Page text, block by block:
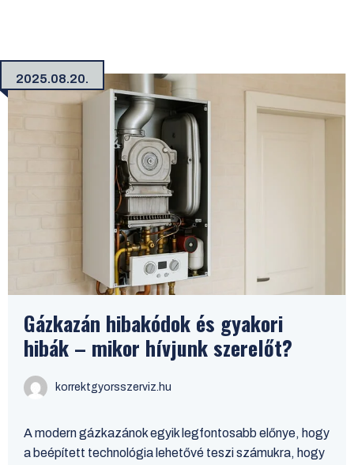
2025.08.20.
Gázkazán hibakódok és gyakori
hibák – mikor hívjunk szerelőt?
korrektgyorsszerviz.hu
A modern gázkazánok egyik legfontosabb előnye, hogy
a beépített technológia lehetővé teszi számukra, hogy